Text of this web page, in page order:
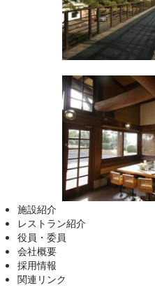
施設紹介
レストラン紹介
役員・委員
会社概要
採用情報
関連リンク